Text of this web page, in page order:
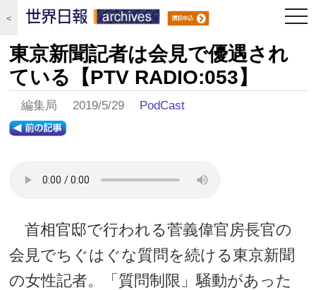
＜
東京新聞記者は会見で優遇され
ている【PTV RADIO:053】
編集局 2019/5/29 PodCast
首相官邸で行われる菅義偉官房長官の
会見でちぐはぐな質問を続ける東京新聞
の女性記者。「質問制限」騒動があった